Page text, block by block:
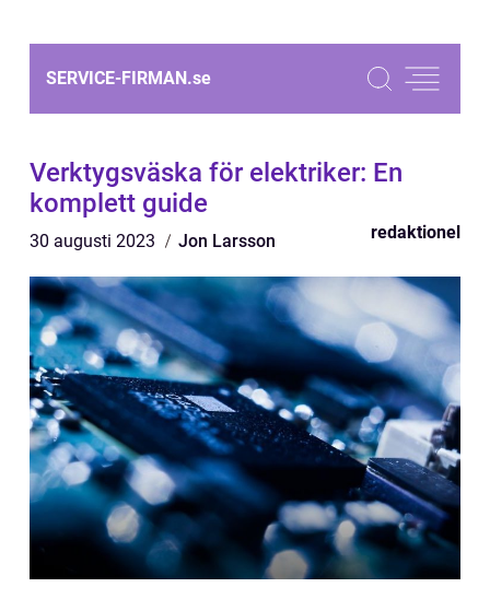
SERVICE-FIRMAN.se
Verktygsväska för elektriker: En
komplett guide
30 augusti 2023 Jon Larsson redaktionel